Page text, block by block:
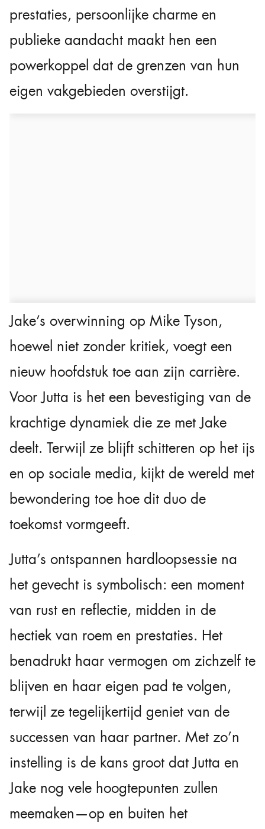
prestaties, persoonlijke charme en
publieke aandacht maakt hen een
powerkoppel dat de grenzen van hun
eigen vakgebieden overstijgt.
Jake’s overwinning op Mike Tyson,
hoewel niet zonder kritiek, voegt een
nieuw hoofdstuk toe aan zijn carrière.
Voor Jutta is het een bevestiging van de
krachtige dynamiek die ze met Jake
deelt. Terwijl ze blijft schitteren op het ijs
en op sociale media, kijkt de wereld met
bewondering toe hoe dit duo de
toekomst vormgeeft.
Jutta’s ontspannen hardloopsessie na
het gevecht is symbolisch: een moment
van rust en reflectie, midden in de
hectiek van roem en prestaties. Het
benadrukt haar vermogen om zichzelf te
blijven en haar eigen pad te volgen,
terwijl ze tegelijkertijd geniet van de
successen van haar partner. Met zo’n
instelling is de kans groot dat Jutta en
Jake nog vele hoogtepunten zullen
meemaken—op en buiten het